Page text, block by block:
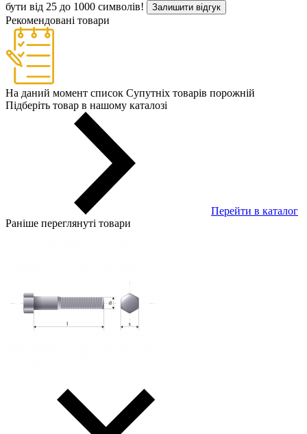
бути від 25 до 1000 символів! Залишити відгук
Рекомендовані товари
На даний момент список Супутніх товарів порожній
Підберіть товар в нашому каталозі
Перейти в каталог
Раніше переглянуті товари